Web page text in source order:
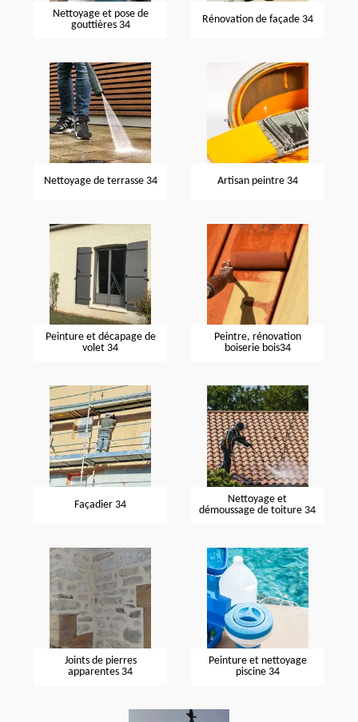
Nettoyage et pose de
gouttières 34
Rénovation de façade 34
Nettoyage de terrasse 34 Artisan peintre 34
Peinture et décapage de
volet 34
Peintre, rénovation
boiserie bois34
Façadier 34
Nettoyage et
démoussage de toiture 34
Joints de pierres
apparentes 34
Peinture et nettoyage
piscine 34